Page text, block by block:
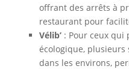
offrant des arrêts à
restaurant pour
Vélib’ : Pour ceux
écologique, plusieurs
dans les environs,